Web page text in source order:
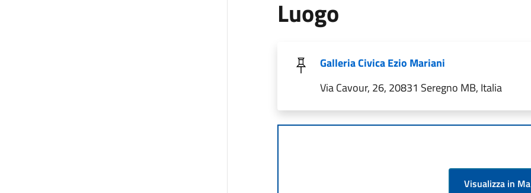
Luogo
Galleria Civica Ezio Mariani
Via Cavour, 26, 20831 Seregno MB, Italia
Visualizza in